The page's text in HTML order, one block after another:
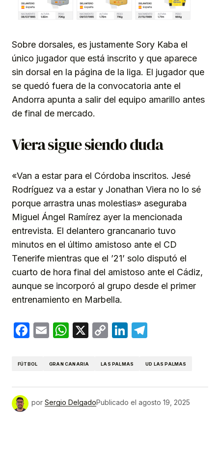
Sobre dorsales, es justamente Sory Kaba el
único jugador que está inscrito y que aparece
sin dorsal en la página de la liga. El jugador que
se quedó fuera de la convocatoria ante el
Andorra apunta a salir del equipo amarillo antes
de final de mercado.
Viera sigue siendo duda
«Van a estar para el Córdoba inscritos. Jesé
Rodríguez va a estar y Jonathan Viera no lo sé
porque arrastra unas molestias» aseguraba
Miguel Ángel Ramírez ayer la mencionada
entrevista. El delantero grancanario tuvo
minutos en el último amistoso ante el CD
Tenerife mientras que el ’21’ solo disputó el
cuarto de hora final del amistoso ante el Cádiz,
aunque se incorporó al grupo desde el primer
entrenamiento en Marbella.
Facebook
EmailWhatsApp
X
CopyLinkedIn
FÚTBOL GRAN CANARIA LAS PALMAS UD LAS PALMAS
por Sergio DelgadoPublicado el agosto 19, 2025